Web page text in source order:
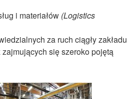
i materiałów (Logistics
za ruch ciągły zakładu
się szeroko pojętą